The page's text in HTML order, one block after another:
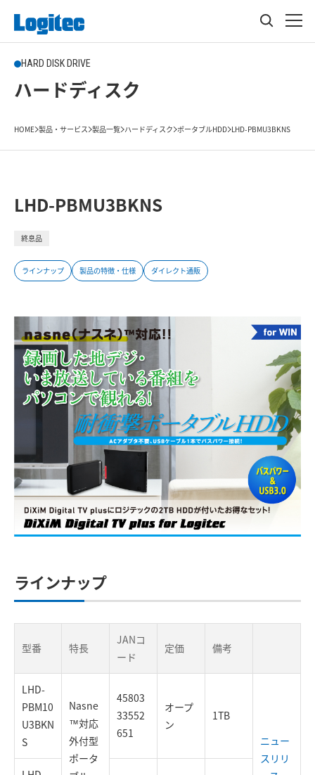
HARD DISK DRIVE
ハードディスク
HOME 製品・サービス 製品一覧 ハードディスク ポータブルHDD LHD-PBMU3BKNS
LHD-PBMU3BKNS
終息品
ラインナップ 製品の特徴・仕様 ダイレクト通販
ラインナップ
型番 特長
JANコ
ード
定価 備考
LHD-
PBM10
U3BKN
S
Nasne
™対応
外付型
ポータ
45803
33552
651
オープ
ン
1TB
ニュー
スリリ